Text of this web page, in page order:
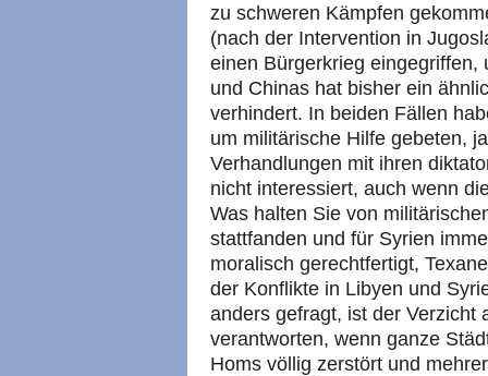
zu schweren Kämpfen
(nach der Intervention in
einen Bürgerkrieg
und Chinas hat bisher ein
verhindert. In beiden Fällen
um militärische Hilfe gebeten,
Verhandlungen mit ihren
nicht interessiert, auch wenn
Was halten Sie von
stattfanden und für Syrien
moralisch gerechtfertigt,
der Konflikte in Libyen und
anders gefragt, ist der Verzicht
verantworten, wenn ganze
Homs völlig zerstört und